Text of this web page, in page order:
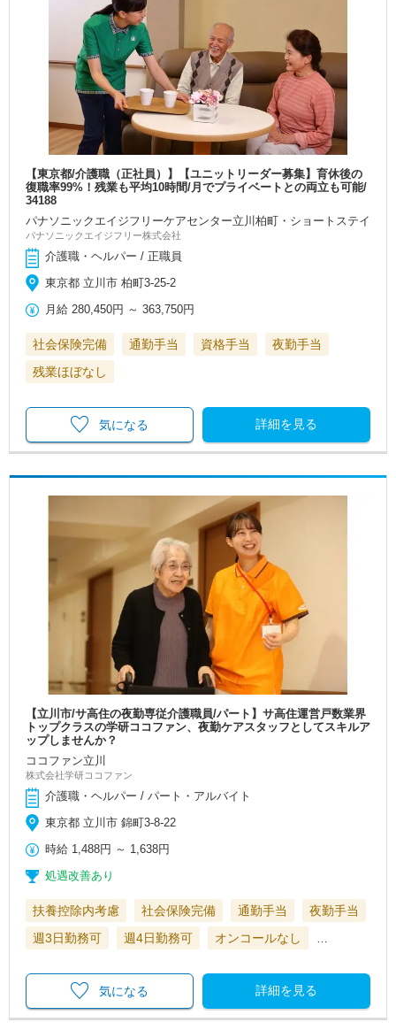
【東京都/介護職（正社員）】【ユニットリーダー募集】育休後の
復職率99%！残業も平均10時間/月でプライベートとの両立も可能/
34188
パナソニックエイジフリーケアセンター立川柏町・ショートステイ
パナソニックエイジフリー株式会社
介護職・ヘルパー / 正職員
東京都 立川市 柏町3-25-2
月給 280,450円 ～363,750円
社会保険完備 通勤手当 資格手当
夜勤手当
残業ほぼなし
詳細を見る
気になる
【立川市/サ高住の夜勤専従介護職員/パート】サ高住運営戸数業界
トップクラスの学研ココファン、夜勤ケアスタッフとしてスキルア
ップしませんか？
ココファン立川
株式会社学研ココファン
介護職・ヘルパー / パート・アルバイト
東京都 立川市 錦町3-8-22
時給 1,488円 ～ 1,638円
処遇改善あり
扶養控除内考慮 社会保険完備 通勤手当
夜勤手当
週3日勤務可
週4日勤務可 オンコールなし …
詳細を見る
気になる